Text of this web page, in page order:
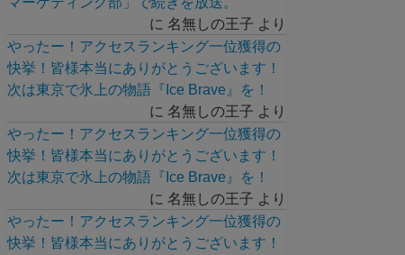
に 名無しの王子 より
やったー！アクセスランキング一位獲得の
快挙！皆様本当にありがとうございます！
次は東京で氷上の物語『Ice Brave』を！
に 名無しの王子 より
やったー！アクセスランキング一位獲得の
快挙！皆様本当にありがとうございます！
次は東京で氷上の物語『Ice Brave』を！
に 名無しの王子 より
やったー！アクセスランキング一位獲得の
快挙！皆様本当にありがとうございます！